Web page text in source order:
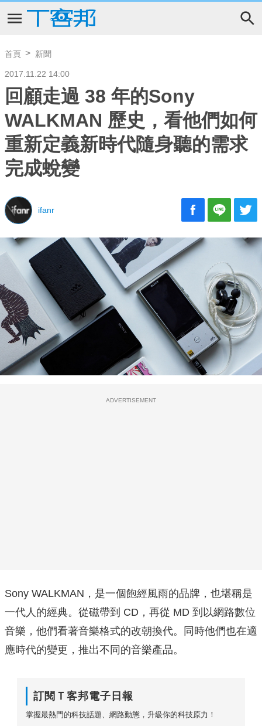
首頁 新聞
2017.11.22 14:00
回顧走過 38 年的Sony
WALKMAN 歷史，看他們如何
重新定義新時代隨身聽的需求
完成蛻變
ifanr
ADVERTISEMENT
Sony WALKMAN，是一個飽經風雨的品牌，也堪稱是
一代人的經典。從磁帶到 CD，再從 MD 到以網路數位
音樂，他們看著音樂格式的改朝換代。同時他們也在適
應時代的變更，推出不同的音樂產品。
訂閱Ｔ客邦電子日報
掌握最熱門的科技話題、網路動態，升級你的科技原力！